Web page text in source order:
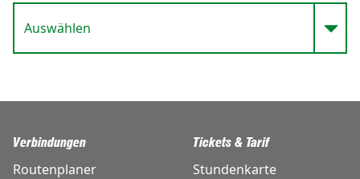
Verbindungen
Routenplaner
Tickets & Tarif
Stundenkarte